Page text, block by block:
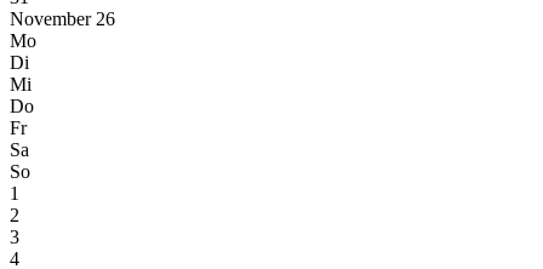
November 26
Mo
Di
Mi
Do
Fr
Sa
So
1
2
3
4